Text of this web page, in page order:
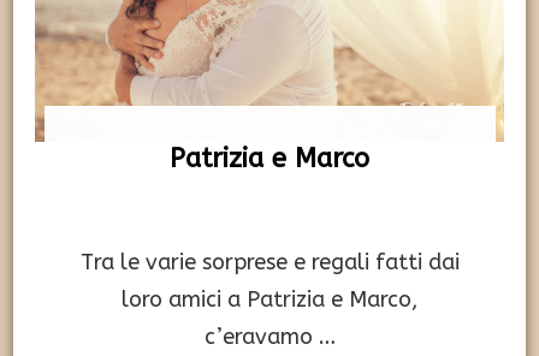
Patrizia e Marco
Tra le varie sorprese e regali fatti dai
loro amici a Patrizia e Marco,
c’eravamo …